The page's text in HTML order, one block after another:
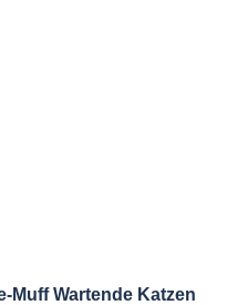
Muff Wartende Katzen